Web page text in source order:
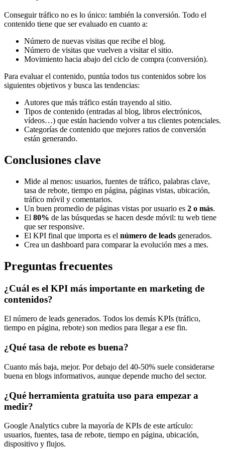
Conseguir tráfico no es lo único: también la conversión. Todo el
contenido tiene que ser evaluado en cuanto a:
Número de nuevas visitas que recibe el blog.
Número de visitas que vuelven a visitar el sitio.
Movimiento hacia abajo del ciclo de compra (conversión).
Para evaluar el contenido, puntúa todos tus contenidos sobre los
siguientes objetivos y busca las tendencias:
Autores que más tráfico están trayendo al sitio.
Tipos de contenido (entradas al blog, libros electrónicos,
vídeos…) que están haciendo volver a tus clientes potenciales.
Categorías de contenido que mejores ratios de conversión
están generando.
Conclusiones clave
Mide al menos: usuarios, fuentes de tráfico, palabras clave,
tasa de rebote, tiempo en página, páginas vistas, ubicación,
tráfico móvil y comentarios.
Un buen promedio de páginas vistas por usuario es 2 o más.
El 80% de las búsquedas se hacen desde móvil: tu web tiene
que ser responsive.
El KPI final que importa es el número de leads generados.
Crea un dashboard para comparar la evolución mes a mes.
Preguntas frecuentes
¿Cuál es el KPI más importante en marketing de
contenidos?
El número de leads generados. Todos los demás KPIs (tráfico,
tiempo en página, rebote) son medios para llegar a ese fin.
¿Qué tasa de rebote es buena?
Cuanto más baja, mejor. Por debajo del 40-50% suele considerarse
buena en blogs informativos, aunque depende mucho del sector.
¿Qué herramienta gratuita uso para empezar a
medir?
Google Analytics cubre la mayoría de KPIs de este artículo:
usuarios, fuentes, tasa de rebote, tiempo en página, ubicación,
dispositivo y flujos.